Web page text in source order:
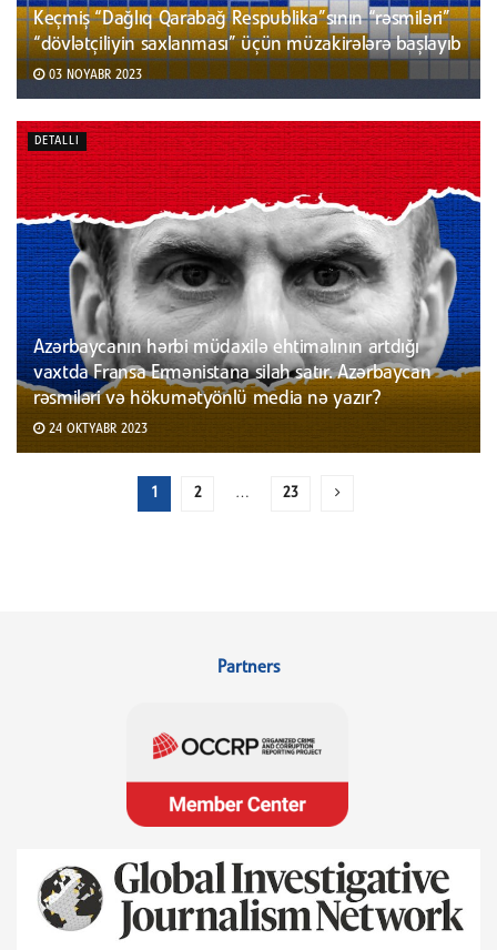
Keçmiş “Dağlıq Qarabağ Respublika”sının “rəsmiləri”
“dövlətçiliyin saxlanması” üçün müzakirələrə başlayıb
03 NOYABR 2023
DETALLI
Azərbaycanın hərbi müdaxilə ehtimalının artdığı
vaxtda Fransa Ermənistana silah satır. Azərbaycan
rəsmiləri və hökumətyönlü media nə yazır?
24 OKTYABR 2023
1 2 … 23
Partners